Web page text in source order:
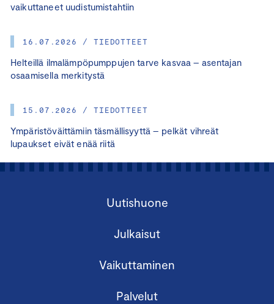
vaikuttaneet uudistumistahtiin
16.07.2026 / TIEDOTTEET
Helteillä ilmalämpöpumppujen tarve kasvaa – asentajan
osaamisella merkitystä
15.07.2026 / TIEDOTTEET
Ympäristöväittämiin täsmällisyyttä – pelkät vihreät
lupaukset eivät enää riitä
Uutishuone
Julkaisut
Vaikuttaminen
Palvelut